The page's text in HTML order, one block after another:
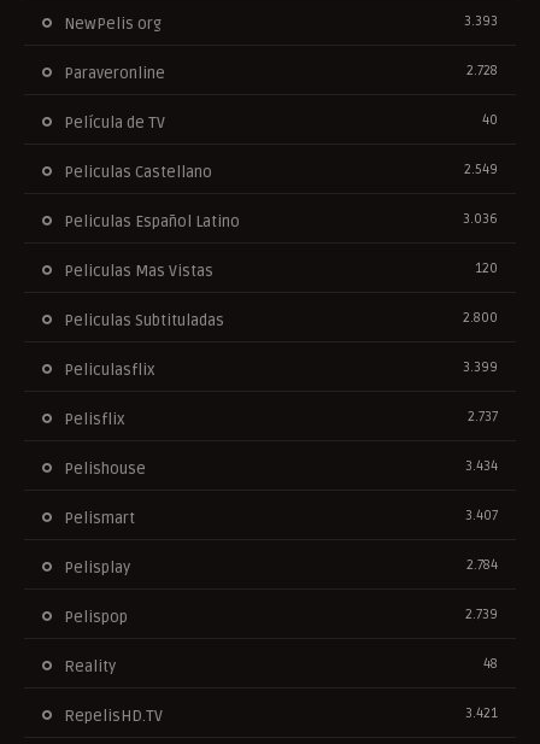
NewPelis org 3.393
Paraveronline 2.728
Película de TV 40
Peliculas Castellano 2.549
Peliculas Español Latino 3.036
Peliculas Mas Vistas 120
Peliculas Subtituladas 2.800
Peliculasflix 3.399
Pelisflix 2.737
Pelishouse 3.434
Pelismart 3.407
Pelisplay 2.784
Pelispop 2.739
Reality 48
RepelisHD.TV 3.421